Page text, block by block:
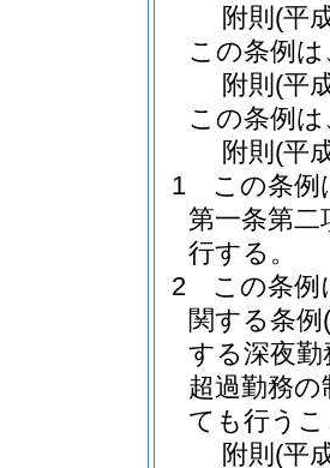
附則 (平
この条例
附則 (平
この条例
附則 (平
1
この条例
第一条第
行する。
2
この条例
関する条例
する深夜
超過勤務
ても行う
附則 (平